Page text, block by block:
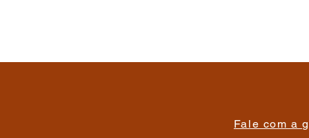
Fale com a